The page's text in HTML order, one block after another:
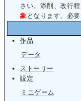
さい。添削、改行
象 となります。必
作品
データ
ストーリー
設定
ミニゲーム